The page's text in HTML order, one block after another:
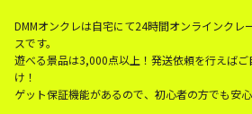
DMMオンクレは自宅にて24時間オンラインクレ
スです。
遊べる景品は3,000点以上！発送依頼を行えば
け！
ゲット保証機能があるので、初心者の方でも安心